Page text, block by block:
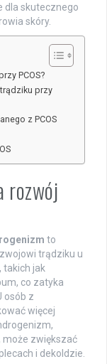
dla skutecznego
skóry.
PCOS?
przy
z PCOS
rozwój
to
trądziku u
takich jak
co zatyka
osób z
więcej
może zwiększać
i dekoldzie.